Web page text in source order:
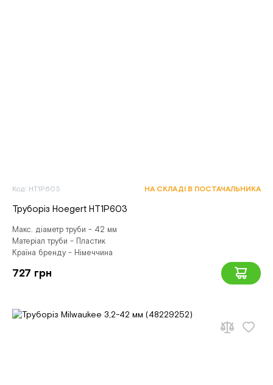
Код: HT1P603 НА СКЛАДІ В ПОСТАЧАЛЬНИКА
Труборіз Hoegert HT1P603
Макс. діаметр труби - 42 мм
Матеріал труби - Пластик
Країна бренду - Німеччина
727 грн